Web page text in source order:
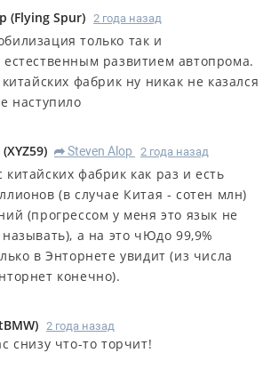
(Flying Spur) 2 года назад
только так и
развитием автопрома.
фабрик ну никак не казался
наступило
(XYZ59) R Steven Alop 2 года назад
китайских фабрик как раз и есть
(в случае Китая - сотен млн)
(прогрессом у меня это язык не
а на это чЮдо 99,9%
в Энторнете увидит (из числа
конечно).
) 2 года назад
снизу что-то торчит!